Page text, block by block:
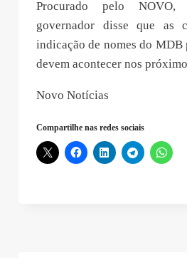
Procurado pelo
governador disse que as
indicação de nomes do MDB
devem acontecer nos
Novo Notícias
Compartilhe nas redes sociais